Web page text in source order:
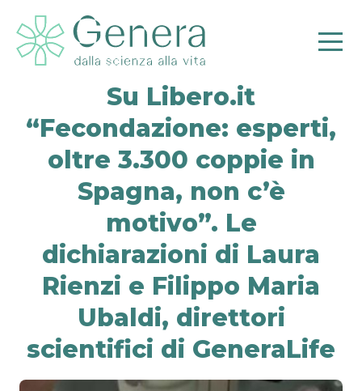
Su Libero.it
“Fecondazione: esperti,
oltre 3.300 coppie in
Spagna, non c’è
motivo”. Le
dichiarazioni di Laura
Rienzi e Filippo Maria
Ubaldi, direttori
scientifici di GeneraLife